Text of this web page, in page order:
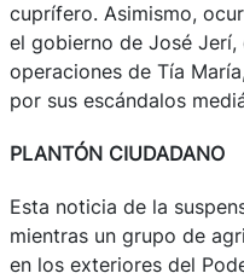
cuprífero. Asimismo,
el gobierno de José
operaciones de Tía
por sus escándalos
PLANTÓN CIUDADANO
Esta noticia de la
mientras un grupo de
en los exteriores del